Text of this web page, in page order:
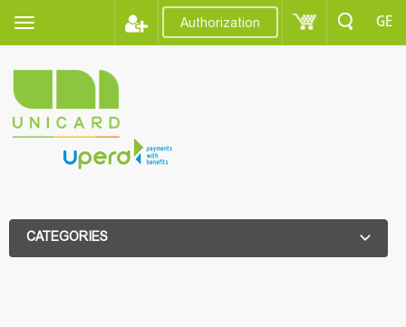
Authorization GE
CATEGORIES